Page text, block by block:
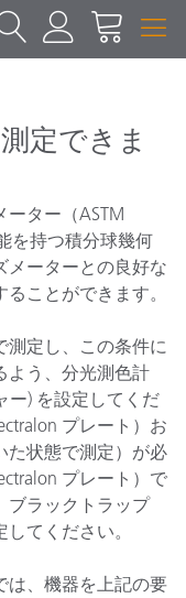
定できま
ター（ASTM
を持つ積分球幾何
メーターとの良好な
ことができます。
測定し、この条件に
よう、分光測色計
ー) を設定してくだ
プレート）お
た状態で測定）が必
プレート）で
ブラックトラップ
てください。
は、機器を上記の要